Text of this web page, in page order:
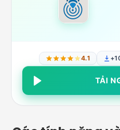
4.1
TẢI